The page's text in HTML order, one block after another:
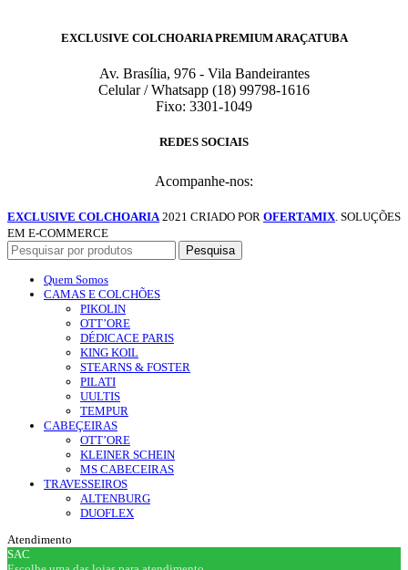
EXCLUSIVE COLCHOARIA PREMIUM ARAÇATUBA
Av. Brasília, 976 - Vila Bandeirantes
Celular / Whatsapp (18) 99798-1616
Fixo: 3301-1049
REDES SOCIAIS
Acompanhe-nos:
EXCLUSIVE COLCHOARIA 2021 CRIADO POR OFERTAMIX. SOLUÇÕES
EM E-COMMERCE
Pesquisa
Quem Somos
CAMAS E COLCHÕES
PIKOLIN
OTT’ORE
DÉDICACE PARIS
KING KOIL
STEARNS & FOSTER
PILATI
UULTIS
TEMPUR
CABEÇEIRAS
OTT’ORE
KLEINER SCHEIN
MS CABECEIRAS
TRAVESSEIROS
ALTENBURG
DUOFLEX
Atendimento
SAC